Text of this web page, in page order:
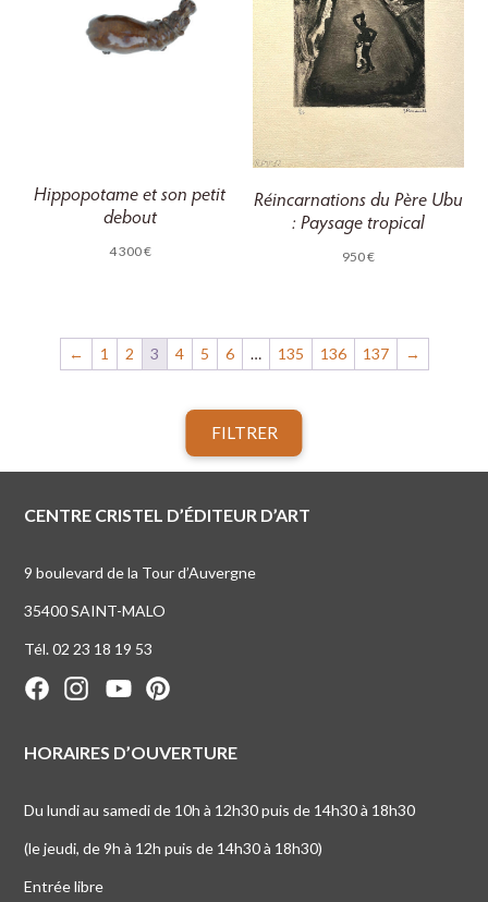
Hippopotame et son petit
debout
4 300€
Réincarnations du Père Ubu
: Paysage tropical
950€
← 1 2 3 4 5 6 … 135 136 137 →
FILTRER
CENTRE CRISTEL D’ÉDITEUR D’ART
9 boulevard de la Tour d’Auvergne
35400 SAINT-MALO
Tél. 02 23 18 19 53
HORAIRES D’OUVERTURE
Du lundi au samedi de 10h à 12h30 puis de 14h30 à 18h30
(le jeudi, de 9h à 12h puis de 14h30 à 18h30)
Entrée libre